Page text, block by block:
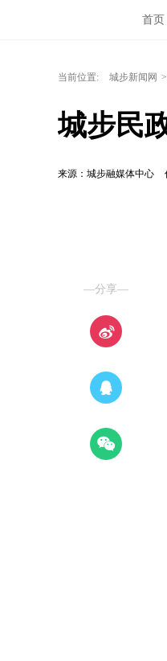
首页
当前位置: 城步新闻网 >
城步民
来源：城步融媒体中心
—分享—